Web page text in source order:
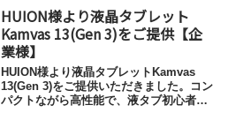
SKIMAよりお問い合わせをいただきまし
た。熊谷ユカ様...
HUION様より液晶タブレット
Kamvas 13(Gen 3)をご提供【企
業様】
HUION様より液晶タブレットKamvas
13(Gen 3)をご提供いただきました。コン
パクトながら高性能で、液タブ初心者の